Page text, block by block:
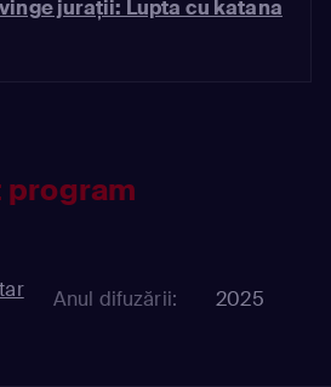
jurații: Lupta cu katana
program
Anul difuzării:
2025